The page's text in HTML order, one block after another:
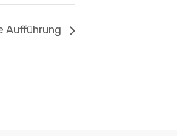
Aufführung